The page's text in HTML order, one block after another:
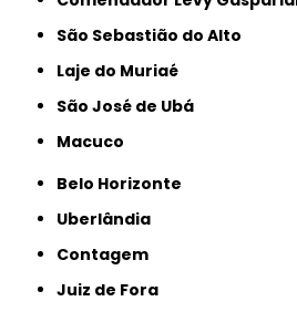
São Sebastião do Alto
Laje do Muriaé
São José de Ubá
Macuco
Belo Horizonte
Uberlândia
Contagem
Juiz de Fora